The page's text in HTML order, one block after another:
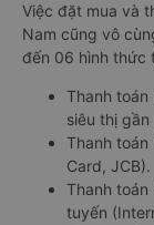
Việc đặt mua và
Nam cũng vô
đến 06 hình thức
Thanh
siêu thị gần
Thanh
Card, JCB).
Thanh
tuyến